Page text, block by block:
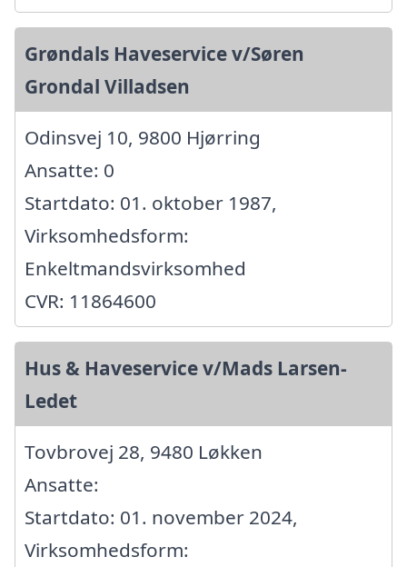
Grøndals Haveservice v/Søren
Grondal Villadsen
Odinsvej 10, 9800 Hjørring
Ansatte: 0
Startdato: 01. oktober 1987,
Virksomhedsform:
Enkeltmandsvirksomhed
CVR: 11864600
Hus & Haveservice v/Mads Larsen-
Ledet
Tovbrovej 28, 9480 Løkken
Ansatte:
Startdato: 01. november 2024,
Virksomhedsform: